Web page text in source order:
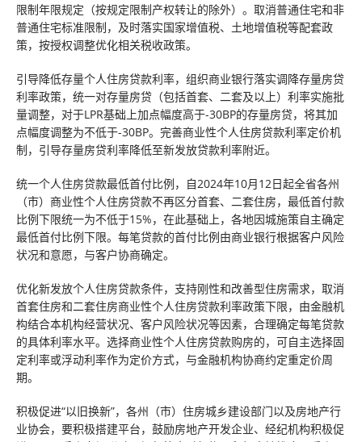
限制年限规定（按规定限制产权转让的除外）。取消普通住宅和非
普通住宅标准限制，及时落实国家增值税、土地增值税等配套政
策，按授权调整优化相关税收政策。
引导降低存量个人住房贷款利率，组织商业银行落实调降存量房贷
利率政策，统一对存量房贷（包括首套、二套及以上）利率实施批
量调整，对于LPR基础上加点幅度高于-30BP的存量房贷，将其加
点幅度调整为不低于-30BP。完善商业性个人住房贷款利率定价机
制，引导存量房贷利率降低至新发放贷款利率附近。
统一个人住房贷款最低首付比例，自2024年10月12日起全省各州
（市）商业性个人住房贷款不再区分首套、二套住房，最低首付款
比例下限统一为不低于15%，在此基础上，各地因城施策自主确定
最低首付比例下限。每笔贷款的首付比例由商业银行根据客户风险
状况和意愿，与客户协商确定。
优化新发放个人住房贷款条件，支持刚性和改善型住房需求，取消
首套住房和二套住房商业性个人住房贷款利率政策下限，由金融机
构结合本机构经营状况、客户风险状况等因素，合理确定每笔贷款
的具体利率水平。选择商业性个人住房贷款购房的，可自主选择固
定利率或浮动利率作为定价方式，与金融机构协商约定重定价周
期。
积极促进“以旧换新”，各州（市）住房城乡建设部门以及房地产行
业协会，要积极搭建平台，鼓励房地产开发企业、经纪机构积极促